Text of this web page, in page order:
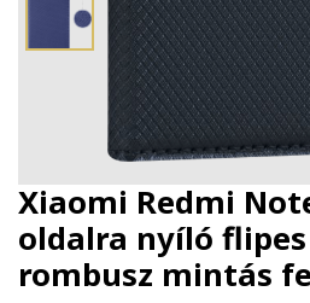
Xiaomi Redmi
oldalra nyíló
rombusz mintás